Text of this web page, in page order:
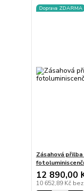
Doprava ZDARMA
Zásahová přilba
12 890,00
10 652,89 Kč